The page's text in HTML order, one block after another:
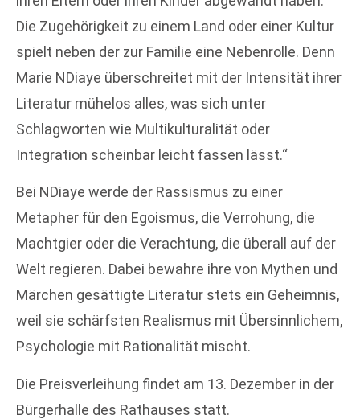
Die Zugehörigkeit zu einem Land oder einer Kultur
spielt neben der zur Familie eine Nebenrolle. Denn
Marie NDiaye überschreitet mit der Intensität ihrer
Literatur mühelos alles, was sich unter
Schlagworten wie Multikulturalität oder
Integration scheinbar leicht fassen lässt.“
Bei NDiaye werde der Rassismus zu einer
Metapher für den Egoismus, die Verrohung, die
Machtgier oder die Verachtung, die überall auf der
Welt regieren. Dabei bewahre ihre von Mythen und
Märchen gesättigte Literatur stets ein Geheimnis,
weil sie schärfsten Realismus mit Übersinnlichem,
Psychologie mit Rationalität mischt.
Die Preisverleihung findet am 13. Dezember in der
Bürgerhalle des Rathauses statt.